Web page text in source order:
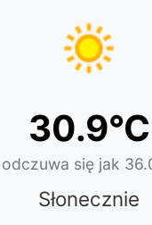
30.9°C
odczuwa się jak
Słonecznie